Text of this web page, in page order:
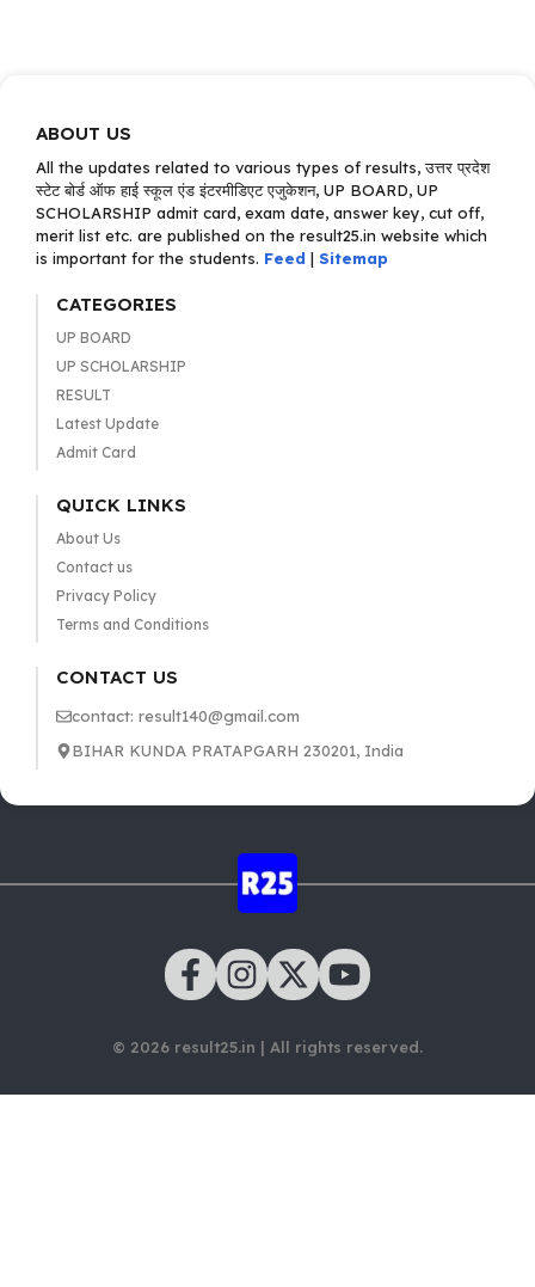
ABOUT US
All the updates related to various types of results, उत्तर प्रदेश
स्टेट बोर्ड ऑफ हाई स्कूल एंड इंटरमीडिएट एजुकेशन, UP BOARD, UP
SCHOLARSHIP admit card, exam date, answer key, cut off,
merit list etc. are published on the result25.in website which
is important for the students. Feed | Sitemap
CATEGORIES
UP BOARD
UP SCHOLARSHIP
RESULT
Latest Update
Admit Card
QUICK LINKS
About Us
Contact us
Privacy Policy
Terms and Conditions
CONTACT US
contact: result140@gmail.com
BIHAR KUNDA PRATAPGARH 230201, India
© 2026 result25.in | All rights reserved.